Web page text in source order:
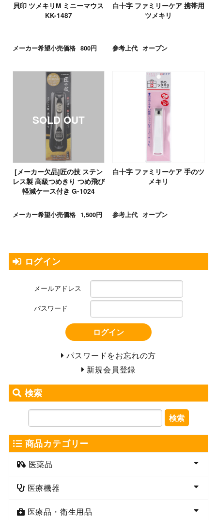
貝印 ツメキリM ミニーマウス
KK-1487
メーカー希望小売価格 800円
白十字 ファミリーケア 携帯用
ツメキリ
参考上代 オープン
[メーカー欠品]匠の技 ステン
レス製 高級つめきり つめ飛び
軽減ケース付き G-1024
メーカー希望小売価格 1,500円
白十字 ファミリーケア 手のツ
メキリ
参考上代 オープン
ログイン
メールアドレス
パスワード
ログイン
パスワードをお忘れの方
新規会員登録
検索
検索
商品カテゴリー
医薬品
医療機器
医療品・衛生用品